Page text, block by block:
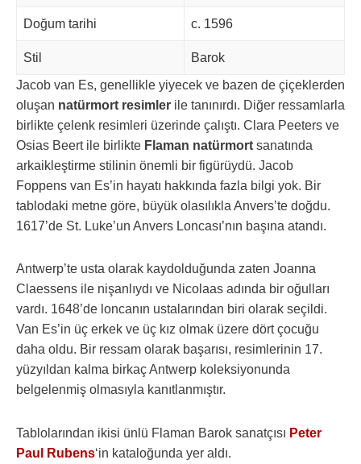
Doğum tarihi c. 1596
Stil
Barok
Jacob van Es, genellikle yiyecek ve bazen de çiçeklerden
oluşan natürmort resimler ile tanınırdı. Diğer ressamlarla
birlikte çelenk resimleri üzerinde çalıştı. Clara Peeters ve
Osias Beert ile birlikte Flaman natürmort sanatında
arkaikleştirme stilinin önemli bir figürüydü. Jacob
Foppens van Es’in hayatı hakkında fazla bilgi yok. Bir
tablodaki metne göre, büyük olasılıkla Anvers’te doğdu.
1617’de St. Luke’un Anvers Loncası’nın başına atandı.
Antwerp’te usta olarak kaydolduğunda zaten Joanna
Claessens ile nişanlıydı ve Nicolaas adında bir oğulları
vardı. 1648’de loncanın ustalarından biri olarak seçildi.
Van Es’in üç erkek ve üç kız olmak üzere dört çocuğu
daha oldu. Bir ressam olarak başarısı, resimlerinin 17.
yüzyıldan kalma birkaç Antwerp koleksiyonunda
belgelenmiş olmasıyla kanıtlanmıştır.
Tablolarından ikisi ünlü Flaman Barok sanatçısı Peter
Paul Rubens‘in kataloğunda yer aldı.